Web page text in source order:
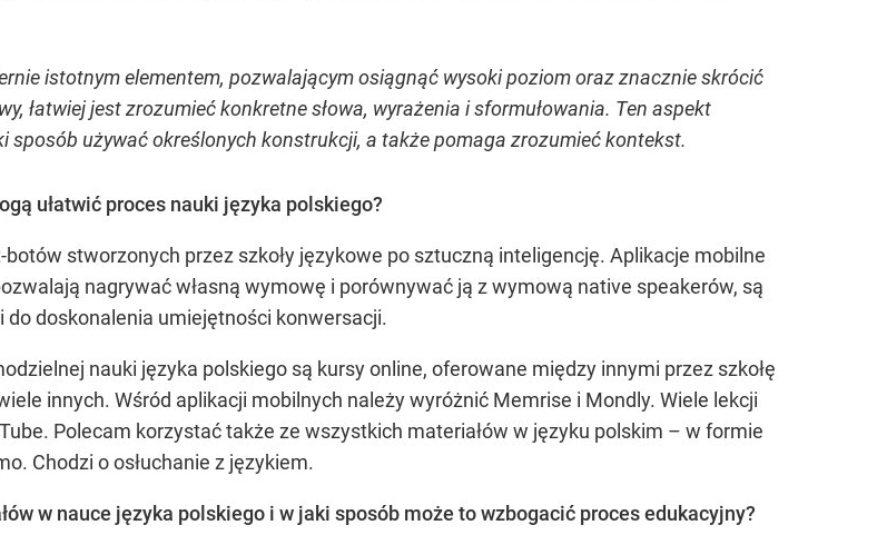
istotnym elementem, pozwalającym osiągnąć wysoki poziom oraz znacznie skrócić
łatwiej jest zrozumieć konkretne słowa, wyrażenia i sformułowania. Ten aspekt
sposób używać określonych konstrukcji, a także pomaga zrozumieć kontekst.
ułatwić proces nauki języka polskiego?
stworzonych przez szkoły językowe po sztuczną inteligencję. Aplikacje mobilne
nagrywać własną wymowę i porównywać ją z wymową native speakerów, są
doskonalenia umiejętności konwersacji.
nauki języka polskiego są kursy online, oferowane między innymi przez szkołę
innych. Wśród aplikacji mobilnych należy wyróżnić Memrise i Mondly. Wiele lekcji
Polecam korzystać także ze wszystkich materiałów w języku polskim – w formie
Chodzi o osłuchanie z językiem.
w nauce języka polskiego i w jaki sposób może to wzbogacić proces edukacyjny?